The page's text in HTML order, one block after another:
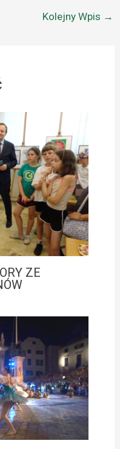
Kolejny Wpis →
ZE